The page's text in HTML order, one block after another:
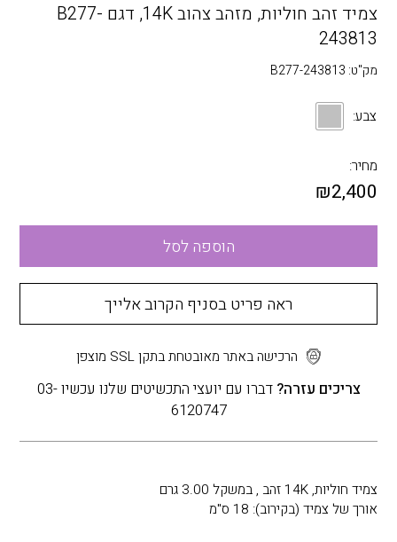
צמיד זהב חוליות, מזהב צהוב 14K, דגם B277-
243813
מק"ט: B277-243813
צבע:
מחיר:
₪2,400
הוספה לסל
ראה פריט בסניף הקרוב אלייך
הרכישה באתר מאובטחת בתקן SSL מוצפן
צריכים עזרה?
דברו עם יועצי התכשיטים שלנו עכשיו 03-
6120747
צמיד חוליות, 14K זהב , במשקל 3.00 גרם
אורך של צמיד (בקירוב): 18 ס"מ